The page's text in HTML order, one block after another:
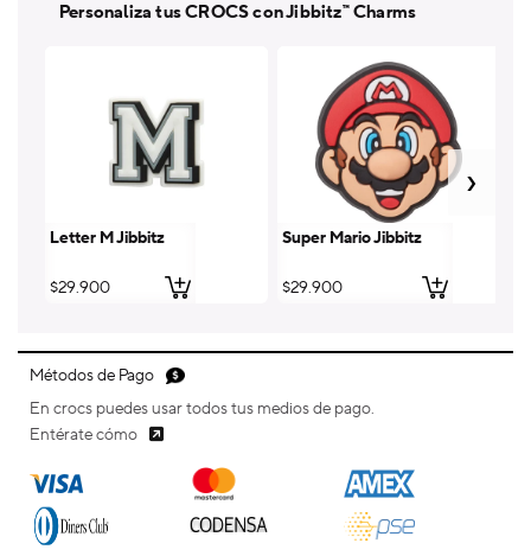
Personaliza tus CROCS con Jibbitz™ Charms
Letter M Jibbitz
Precio
$29.900
Super Mario Jibbitz
Precio
$29.900
Métodos de Pago
En crocs puedes usar todos tus medios de pago.
Entérate cómo